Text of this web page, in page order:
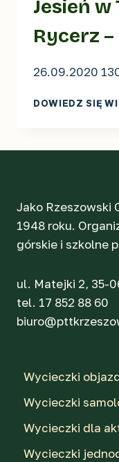
Jesień
Rycerz
26.09.2020
DOWIEDZ SIĘ
Jako Rzeszowski
1948 roku.
górskie i szkolne
ul. Matejki 2, 35-
tel. 17 852 88 60
Wycieczki
Wycieczki
Wycieczki dla
Wycieczki